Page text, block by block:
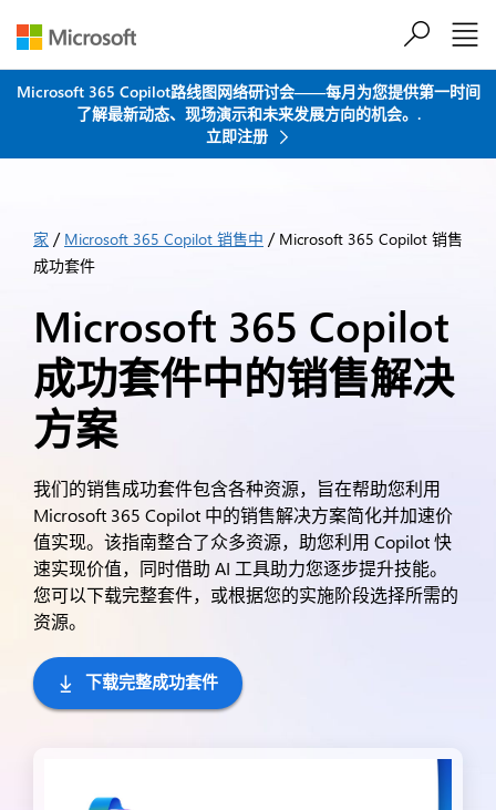
Microsoft 365 Copilot路线图网络研讨会——每月为您提供第一时间
了解最新动态、现场演示和未来发展方向的机会。.
立即注册
家 / Microsoft 365 Copilot 销售中 / Microsoft 365 Copilot 销售
成功套件
Microsoft 365 Copilot
成功套件中的销售解决
方案
我们的销售成功套件包含各种资源，旨在帮助您利用
Microsoft 365 Copilot 中的销售解决方案简化并加速价
值实现。该指南整合了众多资源，助您利用 Copilot 快
速实现价值，同时借助 AI 工具助力您逐步提升技能。
您可以下载完整套件，或根据您的实施阶段选择所需的
资源。
下载完整成功套件